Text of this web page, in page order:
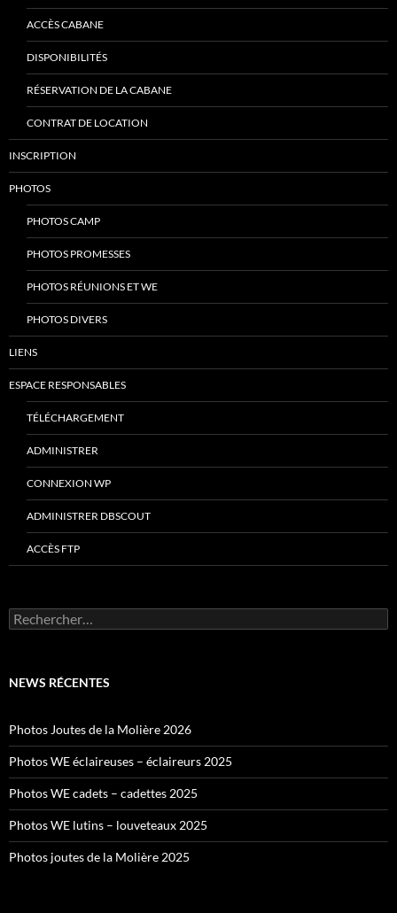
ACCÈS CABANE
DISPONIBILITÉS
RÉSERVATION DE LA CABANE
CONTRAT DE LOCATION
INSCRIPTION
PHOTOS
PHOTOS CAMP
PHOTOS PROMESSES
PHOTOS RÉUNIONS ET WE
PHOTOS DIVERS
LIENS
ESPACE RESPONSABLES
TÉLÉCHARGEMENT
ADMINISTRER
CONNEXION WP
ADMINISTRER DBSCOUT
ACCÈS FTP
Rechercher :
NEWS RÉCENTES
Photos Joutes de la Molière 2026
Photos WE éclaireuses – éclaireurs 2025
Photos WE cadets – cadettes 2025
Photos WE lutins – louveteaux 2025
Photos joutes de la Molière 2025